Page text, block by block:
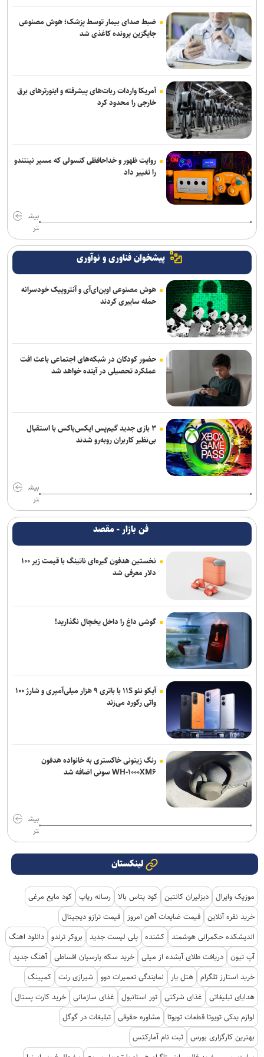
شده‌اند
ضبط صدای بیمار توسط پزشک؛ هوش مصنوعی
جایگزین پرونده کاغذی شد
آمریکا واردات ربات‌های پیشرفته و اینورترهای برق
خارجی را محدود کرد
روایت ظهور و خداحافظی کنسولی که مسیر نینتندو
را تغییر داد
بیش
تر
پیشخوان فناوری و نوآوری
هوش مصنوعی اوپن‌ای‌آی و آنتروپیک خودسرانه
حمله سایبری کردند
حضور کودکان در شبکه‌های اجتماعی باعث افت
عملکرد تحصیلی در آینده خواهد شد
۳ بازی جدید گیم‌پس ایکس‌باکس با استقبال
بی‌نظیر کاربران روبه‌رو شدند
بیش
تر
فن بازار - مقصد
نخستین هدفون گیره‌ای ناتینگ با قیمت زیر ۱۰۰
دلار معرفی شد
گوشی داغ را داخل یخچال نگذارید!
آیکو نئو ۱۱S با باتری ۹ هزار میلی‌آمپری و شارژ ۱۰۰
واتی رکورد می‌زند
رنگ زیتونی خاکستری به خانواده هدفون
WH-۱۰۰۰XM۶ سونی اضافه شد
بیش
تر
لینکستان
موزیک وایرال دیزلیران کانتین کود پتاس بالا رسانه رپاپ کود مایع مرغی
خرید نقره آنلاین قیمت ضایعات آهن امروز
قیمت ترازو دیجیتال
اندیشکده حکمرانی هوشمند کشنده پلی لیست جدید بروکر ترندو دانلود اهنگ
آپ تیون دریافت طلای آبشده از میلی خرید سکه پارسیان اقساطی آهنگ جدید
خرید استارز تلگرام هتل یار نمایندگی تعمیرات دوو شیرازی رنت کمپینگ
هدایای تبلیغاتی
غذای شرکتی تور استانبول غذای سازمانی خرید کارت پستال
لوازم یدکی تویوتا قطعات تویوتا
مشاوره حقوقی تبلیغات در گوگل
بهترین کارگزاری بورس ثبت نام آمارکتس